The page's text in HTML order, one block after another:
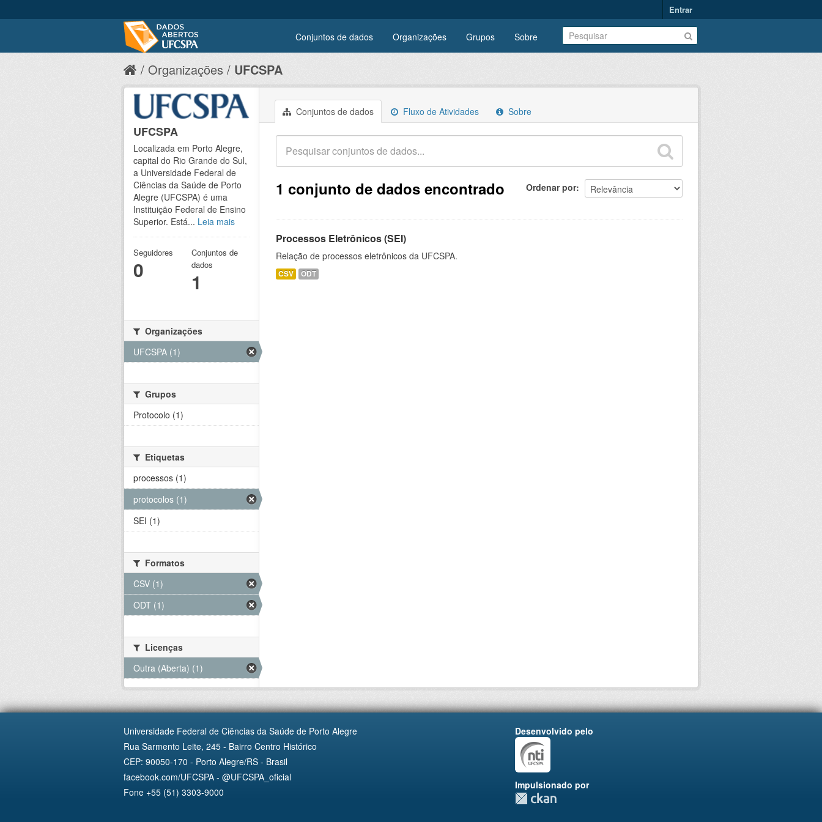
Entrar
Conjuntos de dados Organizações Grupos Sobre
Organizações UFCSPA
Conjuntos de dados Fluxo de Atividades Sobre
Ordenar por
1 conjunto de dados encontrado
Processos Eletrônicos (SEI)
Relação de processos eletrônicos da UFCSPA.
CSV ODT
UFCSPA
Localizada em Porto Alegre,
capital do Rio Grande do Sul,
a Universidade Federal de
Ciências da Saúde de Porto
Alegre (UFCSPA) é uma
Instituição Federal de Ensino
Superior. Está... Leia mais
Seguidores
0
Conjuntos de
dados
1
Organizações
UFCSPA (1)
Grupos
Protocolo (1)
Etiquetas
processos (1)
protocolos (1)
SEI (1)
Formatos
CSV (1)
ODT (1)
Licenças
Outra (Aberta) (1)
Universidade Federal de Ciências da Saúde de Porto Alegre
Rua Sarmento Leite, 245 - Bairro Centro Histórico
CEP: 90050-170 - Porto Alegre/RS - Brasil
facebook.com/UFCSPA - @UFCSPA_oficial
Fone +55 (51) 3303-9000
Desenvolvido pelo
Impulsionado por